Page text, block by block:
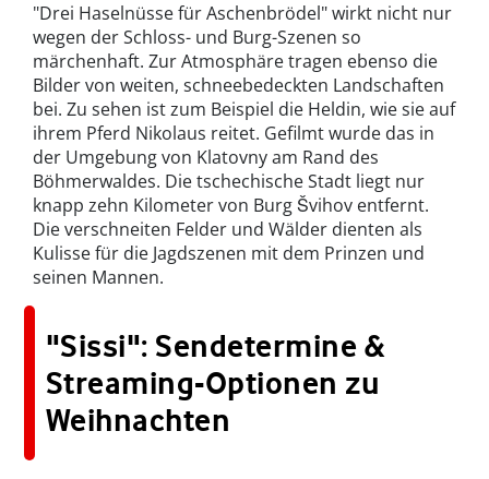
"Drei Haselnüsse für Aschenbrödel" wirkt nicht nur
wegen der Schloss- und Burg-Szenen so
märchenhaft. Zur Atmosphäre tragen ebenso die
Bilder von weiten, schneebedeckten Landschaften
bei. Zu sehen ist zum Beispiel die Heldin, wie sie auf
ihrem Pferd Nikolaus reitet. Gefilmt wurde das in
der Umgebung von Klatovny am Rand des
Böhmerwaldes. Die tschechische Stadt liegt nur
knapp zehn Kilometer von Burg Švihov entfernt.
Die verschneiten Felder und Wälder dienten als
Kulisse für die Jagdszenen mit dem Prinzen und
seinen Mannen.
"Sissi": Sendetermine &
Streaming-Optionen zu
Weihnachten